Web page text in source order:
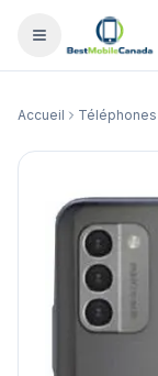
Accueil Téléphones